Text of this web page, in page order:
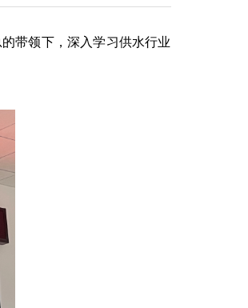
带领下，深入学习供水行业